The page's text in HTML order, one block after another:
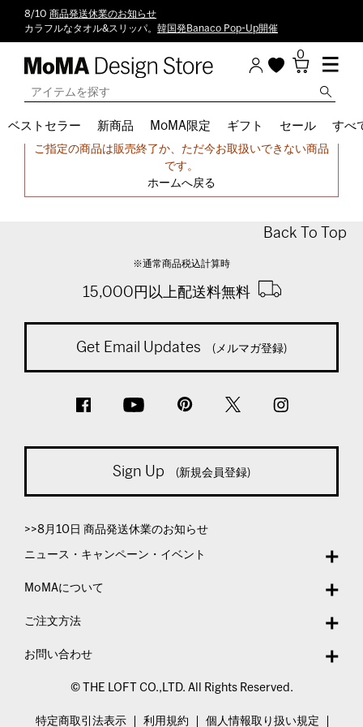
8/10 商品発送休業のお知らせ
カラフルなタオル&スリッパ。 韓国発Banaco Pop-Up開催
0
ベストセラー 新商品 MoMA限定 ギフト セール すべ
申し訳ございません。
ご指定の商品は販売終了か、ただ今お取扱いできない商品
です。
ホームへ戻る
Back To Top
※通常商品税込計算時
15,000円以上配送料無料
Get Email Updates (メルマガ登録)
Sign Up (新規会員登録)
>>8月10日 商品発送休業のお知らせ
ニュース・キャンペーン・イベント
MoMAについて
ご注文方法
お問い合わせ
© THE LOFT CO.,LTD. All Rights Reserved.
特定商取引法表示 利用規約 個人情報取り扱い規定